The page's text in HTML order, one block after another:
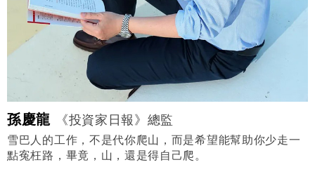
孫慶龍 《投資家日報》總監
雪巴人的工作，不是代你爬山，而是希望能幫助你少走一
點寃枉路，畢竟，山，還是得自己爬。